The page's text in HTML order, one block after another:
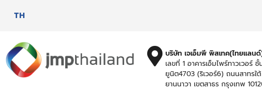
TH
บริษัท เจเอ็มพี พิสเทค(ไทยแลน
เลขที่ 1 อาคารเอ็มไพร์ทาวเวอร์
ยูนิต4703 (ริเวอร์6) ถนนสาทรใ
ยานนาวา เขตสาธร กรุงเทพ